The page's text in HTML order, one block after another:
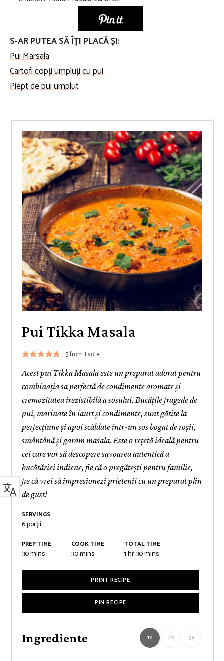
S-AR PUTEA SĂ ÎȚI PLACĂ ȘI:
Pui Marsala
Cartofi copți umpluți cu pui
Piept de pui umplut
Pui Tikka Masala
5from 1 vote
Acest pui Tikka Masala este un preparat adorat pentru
combinația sa perfectă de condimente aromate și
cremozitatea irezistibilă a sosului. Bucățile fragede de
pui, marinate în iaurt și condimente, sunt gătite la
perfecțiune și apoi scăldate într-un sos bogat de roșii,
smântână și garam masala. Este o rețetă ideală pentru
cei care vor să descopere savoarea autentică a
bucătăriei indiene, fie că o pregătești pentru familie,
fie că vrei să impresionezi prietenii cu un preparat plin
de gust!
SERVINGS
6porții
PREP TIME
30minutes
mins
COOK TIME
30minutes
mins
TOTAL TIME
1hour
hr30minutes
mins
PRINT RECIPE
PIN RECIPE
Ingrediente 1x 2x 3x